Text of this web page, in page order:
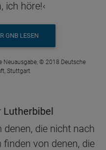
ich höre!‹
GNB LESEN
Neuausgabe, © 2018 Deutsche
Stuttgart
Lutherbibel
die nicht nach
von denen, die